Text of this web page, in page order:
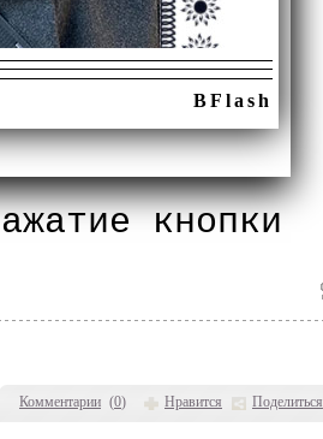
Комментарии (0) Нравится Поделиться
BFlash
кнопки